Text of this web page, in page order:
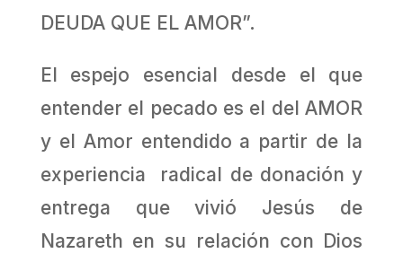
DEUDA QUE EL AMOR”.
El espejo esencial desde el que
entender el pecado es el del AMOR
y el Amor entendido a partir de la
experiencia radical de donación y
entrega que vivió Jesús de
Nazareth en su relación con Dios